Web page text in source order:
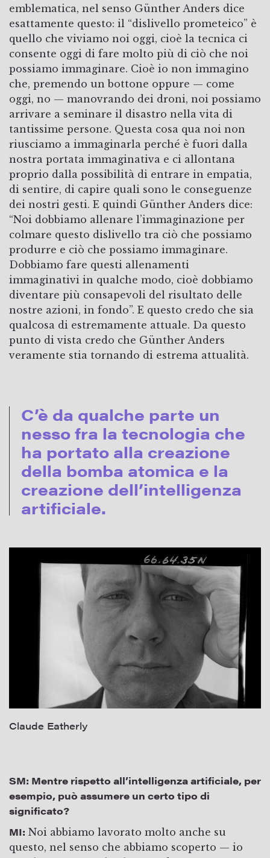
emblematica, nel senso Günther Anders dice
esattamente questo: il “dislivello prometeico” è
quello che viviamo noi oggi, cioè la tecnica ci
consente oggi di fare molto più di ciò che noi
possiamo immaginare. Cioè io non immagino
che, premendo un bottone oppure — come
oggi, no — manovrando dei droni, noi possiamo
arrivare a seminare il disastro nella vita di
tantissime persone. Questa cosa qua noi non
riusciamo a immaginarla perché è fuori dalla
nostra portata immaginativa e ci allontana
proprio dalla possibilità di entrare in empatia,
di sentire, di capire quali sono le conseguenze
dei nostri gesti. E quindi Günther Anders dice:
“Noi dobbiamo allenare l’immaginazione per
colmare questo dislivello tra ciò che possiamo
produrre e ciò che possiamo immaginare.
Dobbiamo fare questi allenamenti
immaginativi in qualche modo, cioè dobbiamo
diventare più consapevoli del risultato delle
nostre azioni, in fondo”. E questo credo che sia
qualcosa di estremamente attuale. Da questo
punto di vista credo che Günther Anders
veramente stia tornando di estrema attualità.
C’è da qualche parte un
nesso fra la tecnologia che
ha portato alla creazione
della bomba atomica e la
creazione dell’intelligenza
artificiale.
Claude Eatherly
SM: Mentre rispetto all’intelligenza artificiale, per
esempio, può assumere un certo tipo di
significato?
MI: Noi abbiamo lavorato molto anche su
questo, nel senso che abbiamo scoperto — io